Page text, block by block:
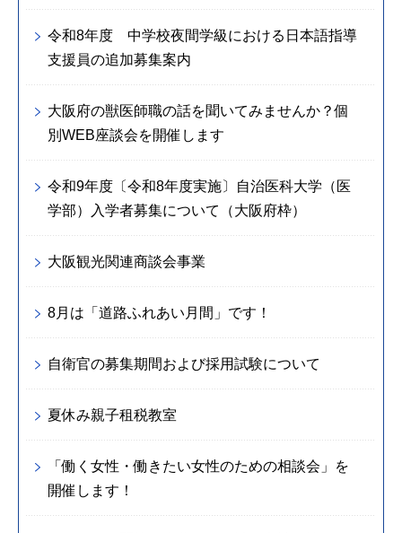
令和8年度 中学校夜間学級における日本語指導
支援員の追加募集案内
大阪府の獣医師職の話を聞いてみませんか？個
別WEB座談会を開催します
令和9年度〔令和8年度実施〕自治医科大学（医
学部）入学者募集について（大阪府枠）
大阪観光関連商談会事業
8月は「道路ふれあい月間」です！
自衛官の募集期間および採用試験について
夏休み親子租税教室
「働く女性・働きたい女性のための相談会」を
開催します！